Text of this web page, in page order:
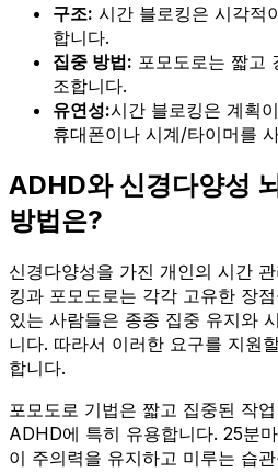
구조: 시간 블로킹은 시각적
합니다.
집중 방법: 포모도로는 짧고
조합니다.
유연성:시간 블로킹은 계획
휴대폰이나 시계/타이머를
ADHD와 신경다양성
방법은?
신경다양성을 가진 개인의 시간
킹과 포모도로는 각각 고유한 장
있는 사람들은 종종 집중 유지와
니다. 따라서 이러한 요구를 지원
합니다.
포모도로 기법은 짧고 집중된 작
ADHD에 특히 유용합니다. 25분
이 주의력을 유지하고 미루는 습